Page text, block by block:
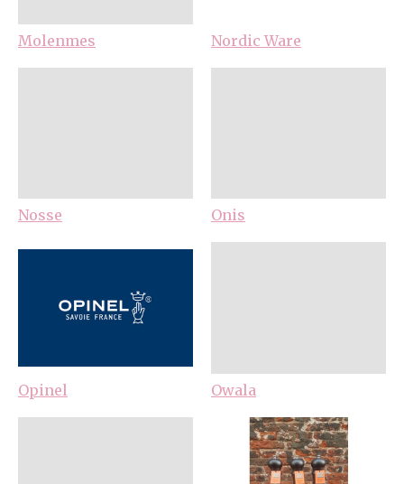
Molenmes Nordic Ware
Nosse Onis
Opinel Owala